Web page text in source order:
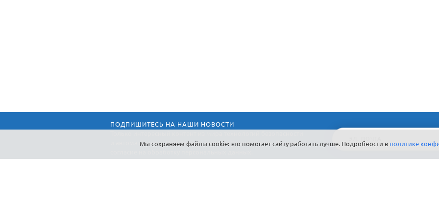
ПОДПИШИТЕСЬ НА НАШИ НОВОСТИ
и автоматизации, Нажимая на кнопку «Подписаться», Вы даете
Мы cохраняем файлы cookie: это помогает сайту работать лучше. Подробности в политике